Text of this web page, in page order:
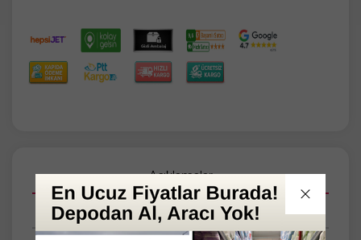
Açıklamalar
Taksit Seçenekleri